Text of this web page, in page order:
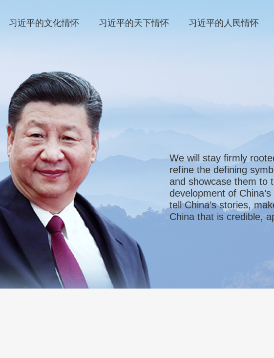
习近平的文化情怀 习近平的天下情怀 习近平的人民情怀
We will stay firmly
refine the defining
and showcase them to
development of
tell China’s stories,
China that is credible,
坚守中华文化立场，提
快构建中国话语和中国
音，展现可信、可爱、